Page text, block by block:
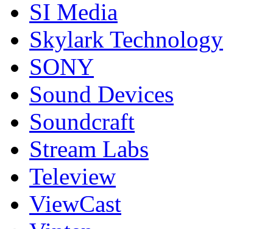
SI Media
Skylark Technology
SONY
Sound Devices
Soundcraft
Stream Labs
Teleview
ViewCast